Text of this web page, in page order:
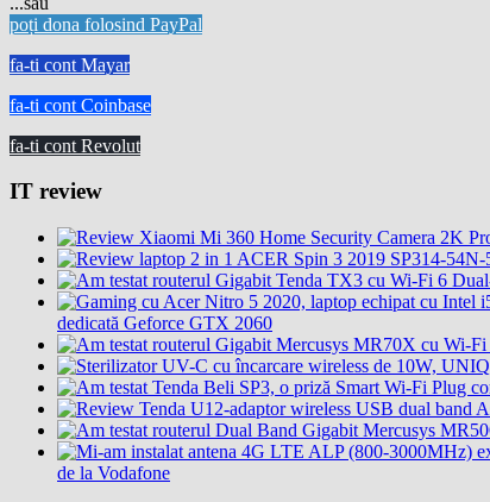
poți dona folosind PayPal
fa-ti cont Mayar
fa-ti cont Coinbase
fa-ti cont Revolut
IT review
dedicată Geforce GTX 2060
de la Vodafone